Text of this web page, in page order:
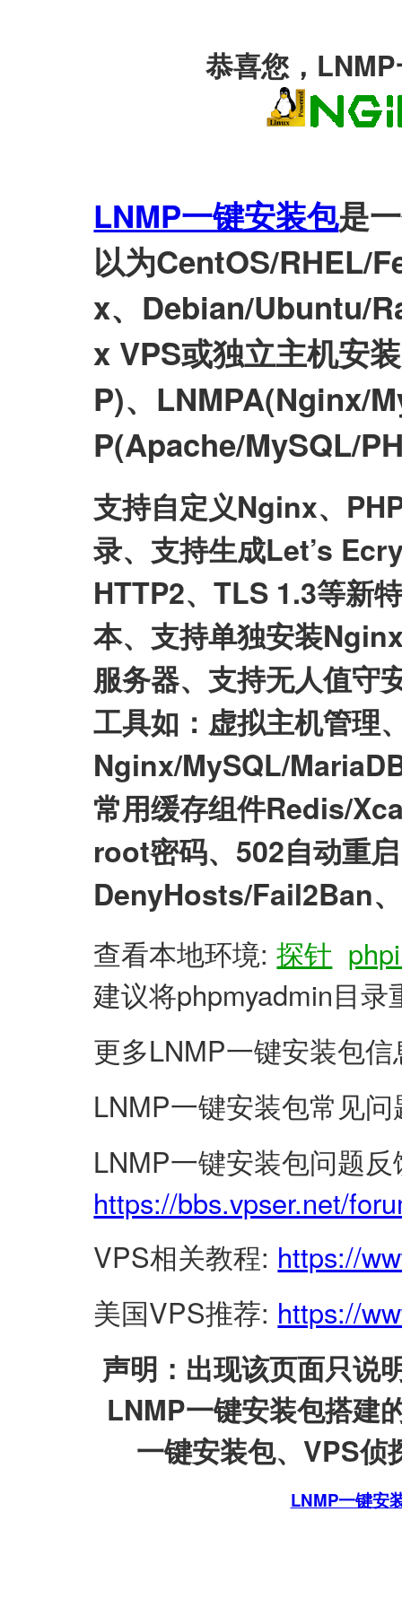
恭喜您，
LNMP一键安装包是
以为CentOS/RHEL/
x、Debian/Ubuntu/
x VPS或独立主机安
P)、LNMPA(Nginx/
P(Apache/MySQL/
支持自定义Nginx、
录、支持生成Let’s
HTTP2、TLS 1.3等新
本、支持单独安装
服务器、支持无人值守
工具如：虚拟主机管理
Nginx/MySQL/
常用缓存组件Redis/
root密码、502自动重
DenyHosts/Fail2Ban
查看本地环境:探针
建议将phpmyadmin目
更多LNMP一键安装包
LNMP一键安装包常见
LNMP一键安装包问题
https://bbs.vpser.net/
VPS相关教程: https://
美国VPS推荐: https://
声明：出现该页面只说
LNMP一键安装包搭建
一键安装包、VPS
LNMP一键安